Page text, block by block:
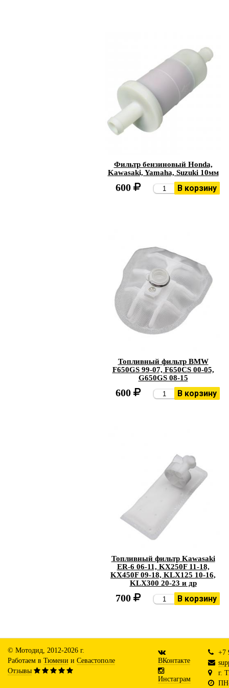
Фильтр бензиновый Honda,
Kawasaki, Yamaha, Suzuki 10мм
600 В корзину
Топливный фильтр BMW
F650GS 99-07, F650CS 00-05,
G650GS 08-15
600 В корзину
Топливный фильтр Kawasaki
ER-6 06-11, KX250F 11-18,
KX450F 09-18, KLX125 10-16,
KLX300 20-23 и др
700 В корзину
© Мотодид, 2012-2026 г.
Работаем в Тюмени и Севастополе
Отзывы
ВКонтакте
Инстаграм
+7
г.